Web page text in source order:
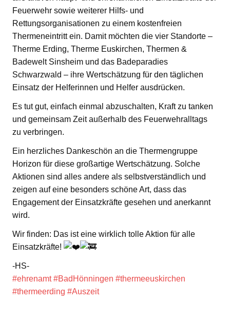
Feuerwehr sowie weiterer Hilfs- und
Rettungsorganisationen zu einem kostenfreien
Thermeneintritt ein. Damit möchten die vier Standorte –
Therme Erding, Therme Euskirchen, Thermen &
Badewelt Sinsheim und das Badeparadies
Schwarzwald – ihre Wertschätzung für den täglichen
Einsatz der Helferinnen und Helfer ausdrücken.
Es tut gut, einfach einmal abzuschalten, Kraft zu tanken
und gemeinsam Zeit außerhalb des Feuerwehralltags
zu verbringen.
Ein herzliches Dankeschön an die Thermengruppe
Horizon für diese großartige Wertschätzung. Solche
Aktionen sind alles andere als selbstverständlich und
zeigen auf eine besonders schöne Art, dass das
Engagement der Einsatzkräfte gesehen und anerkannt
wird.
Wir finden: Das ist eine wirklich tolle Aktion für alle
Einsatzkräfte!
-HS-
#ehrenamt #BadHönningen #thermeeuskirchen
#thermeerding #Auszeit